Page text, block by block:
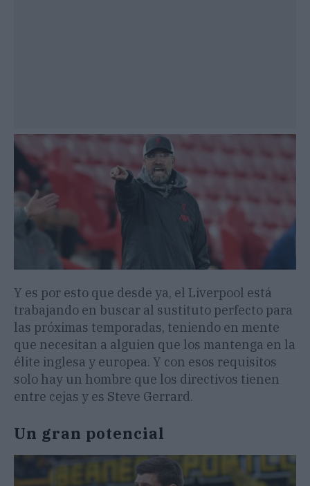
Y es por esto que desde ya, el Liverpool está
trabajando en buscar al sustituto perfecto para
las próximas temporadas, teniendo en mente
que necesitan a alguien que los mantenga en la
élite inglesa y europea. Y con esos requisitos
solo hay un hombre que los directivos tienen
entre cejas y es Steve Gerrard.
Un gran potencial